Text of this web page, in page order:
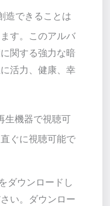
造できることは
す。このアルバ
関する強力な暗
活力、健康、幸
生機器で視聴可
ぐに視聴可能で
ダウンロードし
い。ダウンロー